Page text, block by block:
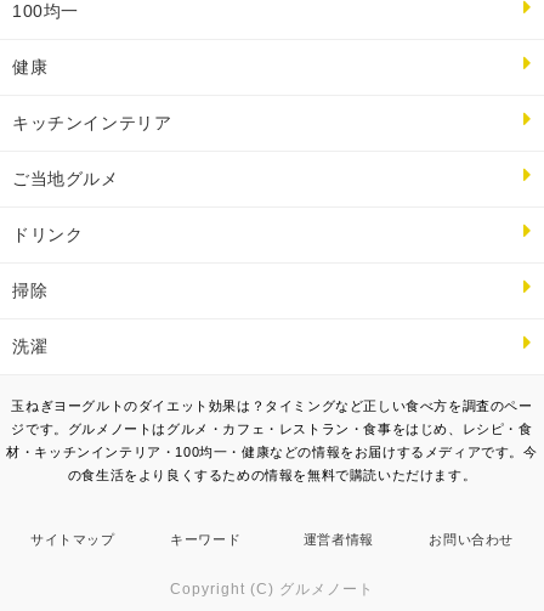
100均一
健康
キッチンインテリア
ご当地グルメ
ドリンク
掃除
洗濯
玉ねぎヨーグルトのダイエット効果は？タイミングなど正しい食べ方を調査のペー
ジです。グルメノートはグルメ・カフェ・レストラン・食事をはじめ、レシピ・食
材・キッチンインテリア・100均一・健康などの情報をお届けするメディアです。今
の食生活をより良くするための情報を無料で購読いただけます。
サイトマップ キーワード 運営者情報 お問い合わせ
Copyright (C) グルメノート